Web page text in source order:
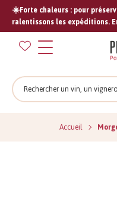
☀️Forte chaleurs : pour
ralentissons les expéditions.
Rechercher
Accueil